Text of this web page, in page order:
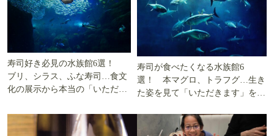
寿司好き必見の水族館6選！
ブリ、シラス、ふな寿司…食文
化の展示から本当の「いただき
寿司が食べたくなる水族館6
選！ 本マグロ、トラフグ…生き
た姿を見て「いただきます」を考